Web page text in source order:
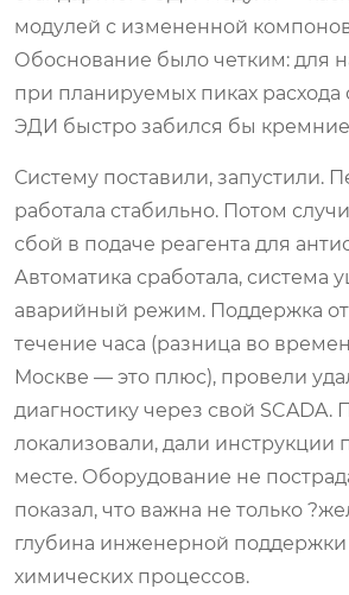
модулей с измененной
Обоснование было четким: для
при планируемых пиках расхода
ЭДИ быстро забился бы
Систему поставили, запустили.
работала стабильно. Потом
сбой в подаче реагента для
Автоматика сработала, система
аварийный режим. Поддержка
течение часа (разница во
Москве — это плюс), провели
диагностику через свой SCADA.
локализовали, дали инструкции
месте. Оборудование не
показал, что важна не только
глубина инженерной
химических процессов.